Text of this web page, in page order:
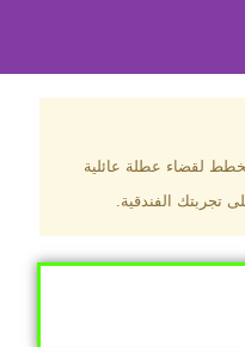
لقضاء عطلة عائلية
تجربتك الفندقية.